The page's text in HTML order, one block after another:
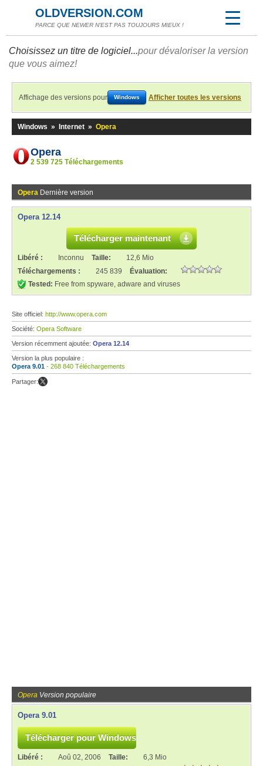
OLDVERSION.COM
PARCE QUE NEWER N'EST PAS TOUJOURS MIEUX !
Choisissez un titre de logiciel...pour dévaloriser la version
que vous aimez!
Affichage des versions pour Windows Afficher toutes les versions
Windows » Internet » Opera
Opera
2 539 725 Téléchargements
Opera Dernière version
Opera 12.14
Télécharger maintenant
Libéré : Inconnu Taille:
12,6 Mio
Téléchargements :
245 839
Évaluation:
Tested: Free from spyware, adware and viruses
Site officiel: http://www.opera.com
Société: Opera Software
Version récemment ajoutée: Opera 12.14
Version la plus populaire :
Opera 9.01 - 268 840 Téléchargements
Partager:
Opera Version populaire
Opera 9.01
Libéré : Aoû 02, 2006 Taille:
6,3 Mio